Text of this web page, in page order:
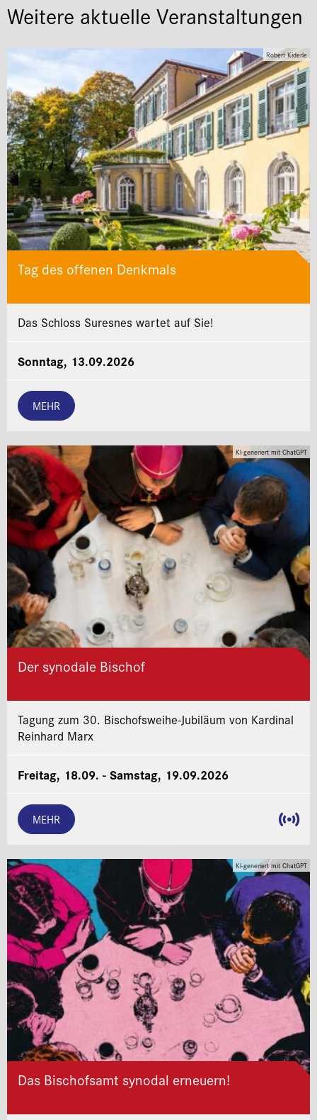
Weitere aktuelle Veranstaltungen
Robert Kiderle
Tag des offenen Denkmals
Das Schloss Suresnes wartet auf Sie!
Sonntag, 13.09.2026
MEHR
KI-generiert mit ChatGPT
Der synodale Bischof
Tagung zum 30. Bischofsweihe-Jubiläum von Kardinal
Reinhard Marx
Freitag, 18.09. - Samstag, 19.09.2026
MEHR
KI-generiert mit ChatGPT
Das Bischofsamt synodal erneuern!